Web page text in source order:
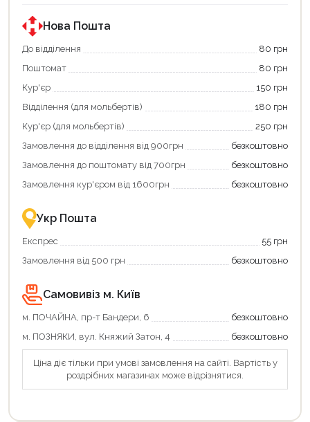
державною
програмою
єКнига.
Використовуйте
карту
щоб
зекономити
та
отримати
переваги!
картою
єКнига
–
зручно
та
державною
програмою
«Національний
кешбек».
покупку
«Національний
кешбек»
та
отримуйте
повернення
Економте
більше
разом
державною
підтримкою!
Нова Пошта
До відділення
80 грн
Поштомат
80 грн
Кур'єр
150 грн
Відділення (для мольбертів)
180 грн
Кур'єр (для мольбертів)
250 грн
Замовлення до відділення від 900грн
безкоштовно
Замовлення до поштомату від 700грн
безкоштовно
Замовлення кур'єром від 1600грн
безкоштовно
Укр Пошта
Експрес
55 грн
Замовлення від 500 грн
безкоштовно
Самовивіз м. Київ
м. ПОЧАЙНА, пр-т Бандери, 6
безкоштовно
м. ПОЗНЯКИ, вул. Княжий Затон, 4
безкоштовно
Ціна діє тільки при умові замовлення на сайті. Вартість у
роздрібних магазинах може відрізнятися.